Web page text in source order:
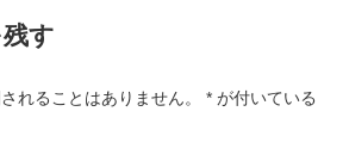
す
れることはありません。 * が付いている